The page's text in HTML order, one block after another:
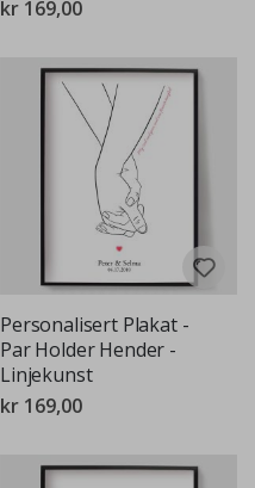
kr 169,00
Personalisert Plakat -
Par Holder Hender -
Linjekunst
kr 169,00